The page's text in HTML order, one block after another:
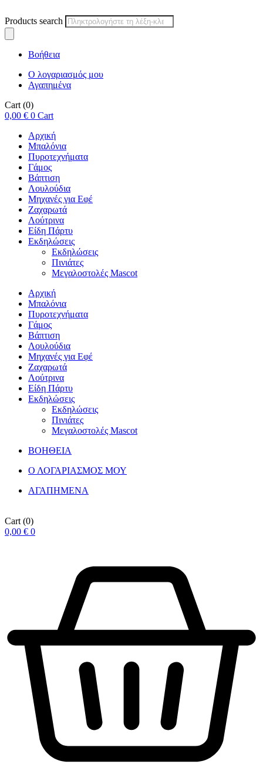
Products search
Βοήθεια
Ο λογαριασμός μου
Αγαπημένα
Cart (0)
0,00 € 0 Cart
Αρχική
Μπαλόνια
Πυροτεχνήματα
Γάμος
Βάπτιση
Λουλούδια
Μηχανές για Εφέ
Ζαχαρωτά
Λούτρινα
Είδη Πάρτυ
Εκδηλώσεις
Εκδηλώσεις
Πινιάτες
Μεγαλοστολές Mascot
Αρχική
Μπαλόνια
Πυροτεχνήματα
Γάμος
Βάπτιση
Λουλούδια
Μηχανές για Εφέ
Ζαχαρωτά
Λούτρινα
Είδη Πάρτυ
Εκδηλώσεις
Εκδηλώσεις
Πινιάτες
Μεγαλοστολές Mascot
ΒΟΗΘΕΙΑ
Ο ΛΟΓΑΡΙΑΣΜΟΣ ΜΟΥ
ΑΓΑΠΗΜΕΝΑ
Cart (0)
0,00 € 0